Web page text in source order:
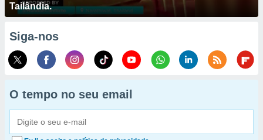
Tailândia.
Siga-nos
O tempo no seu email